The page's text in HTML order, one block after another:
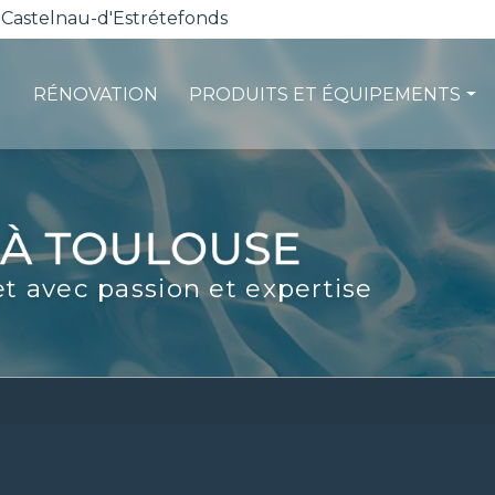
d'Estrétefonds
RÉNOVATION PRODUITS ET ÉQUIPEMENTS
Les pompes à chaleur
La filtration
Les robots piscines
Volets et sécurité
La stérilisation
Les abris
avec passion et expertise